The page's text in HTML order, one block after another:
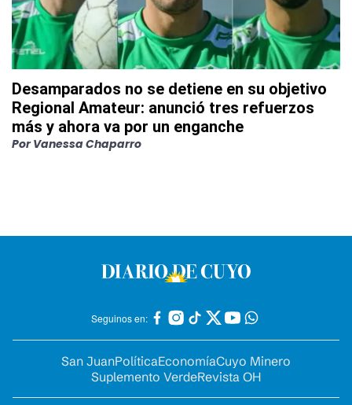
Desamparados no se detiene en su objetivo
Regional Amateur: anunció tres refuerzos
más y ahora va por un enganche
Por Vanessa Chaparro
Seguinos en:
San JuanPolíticaEconomíaCuyo Minero
Suplemento VerdeRevista OH